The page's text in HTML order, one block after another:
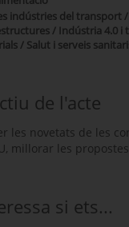
indústries del transport
/ Indústria 4.0 i
/ Salut i serveis
de l'acte
les novetats de les
millorar les
si ets...